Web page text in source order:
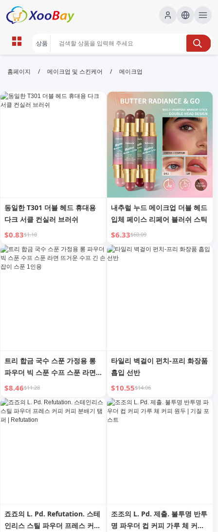
메이크업 | XOOBAY B2B/B2C
메이크업, 화장품, 뷰티, wholesale 메이크업, XOOBAY
메이크업 트렌드와 팁을 한눈에 소개합니다.
홈페이지 / 메이크업 및 스킨케어 / 메이크업
동일한 T301 더블 헤드 휴대용
다크 서클 컨실러 브러쉬
$0.83$1.10
내추럴 누드 메이크업 더블 헤드
입체 페이스 리페어 블러쉬 스틱
$6.33$60.09
트리 합금 국수 스푼 가정용 롱
파우더 빅 스푼 수프 스푼 라면
뜨거운 수프 긴 손잡이 스푼 1인
용
$8.46$11.28
타일리 벽걸이 펀치-프리 화장품
흡입 선반
$10.55$14.06
죠죠의 L. Pd. Refutation. 스테
인리스 스틸 파우더 프레스 커피
조조의 L. Pd. 제출. 불투명 반투
명 파우더 컵 커피 가루 체 커피